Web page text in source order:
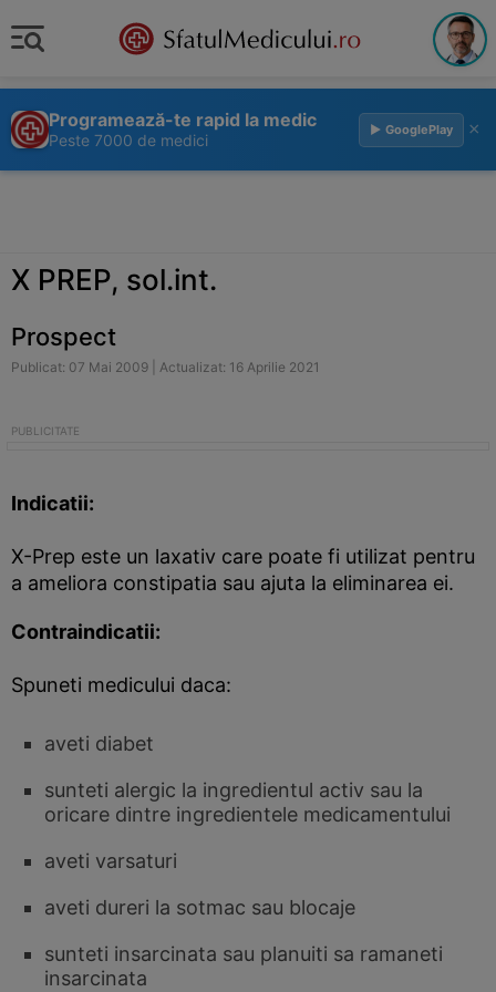
Programează-te rapid la medic
Peste 7000 de medici
▶ GooglePlay ×
X PREP, sol.int.
Prospect
Publicat: 07 Mai 2009 | Actualizat: 16 Aprilie 2021
Indicatii:
X-Prep este un laxativ care poate fi utilizat pentru
a ameliora constipatia sau ajuta la eliminarea ei.
Contraindicatii:
Spuneti medicului daca:
aveti diabet
sunteti alergic la ingredientul activ sau la
oricare dintre ingredientele medicamentului
aveti varsaturi
aveti dureri la sotmac sau blocaje
sunteti insarcinata sau planuiti sa ramaneti
insarcinata